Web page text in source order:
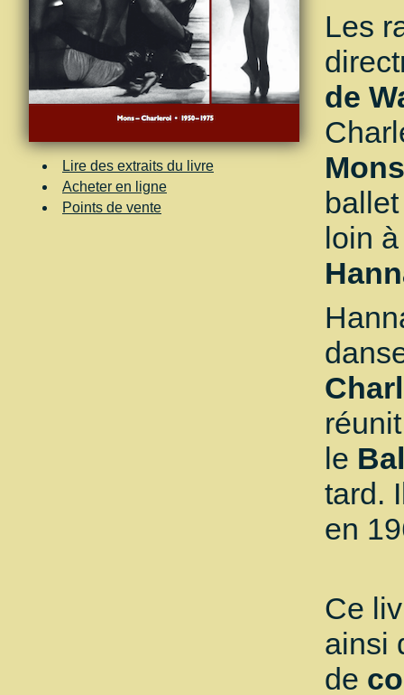
Lire des extraits du livre
Acheter en ligne
Points de vente
Les
de
Mons
loin
le
tard.
en
Ce
ainsi
de